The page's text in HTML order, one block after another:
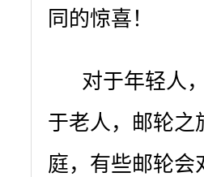
同的惊喜！
对于年轻人，
于老人，邮轮之
庭，有些邮轮会